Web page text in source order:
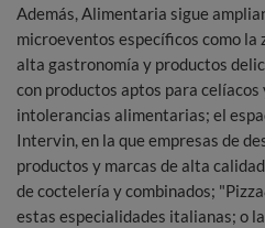
Además, Alimentaria sigue
microeventos específicos como la
alta gastronomía y productos
con productos aptos para
intolerancias alimentarias; el
Intervin, en la que empresas de
productos y marcas de alta
de coctelería y combinados;
estas especialidades italianas; o